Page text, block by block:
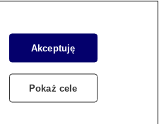
Akceptuję
Pokaż cele